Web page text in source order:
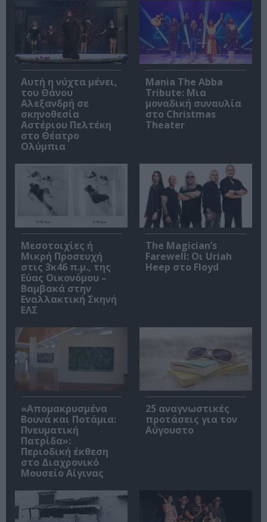
Αυτή η νύχτα μένει,
του Θάνου
Αλεξανδρή σε
σκηνοθεσία
Αστέριου Πελτέκη
στο Θέατρο
Ολύμπια
Mania The Abba
Tribute: Μια
μοναδική συναυλία
στο Christmas
Theater
Μεσοτοιχίες ή
Μικρή Προσευχή
στις 3κ46 π.μ., της
Εύας Οικονόμου –
Βαμβακά στην
Εναλλακτική Σκηνή
ΕΛΣ
The Magician’s
Farewell: Οι Uriah
Heep στο Floyd
«Απομακρυσμένα
Βουνά και Ποτάμια:
Πνευματική
Πατρίδα»:
Περιοδική έκθεση
στο Διαχρονικό
Μουσείο Αίγινας
25 αναγνωστικές
προτάσεις για τον
Αύγουστο